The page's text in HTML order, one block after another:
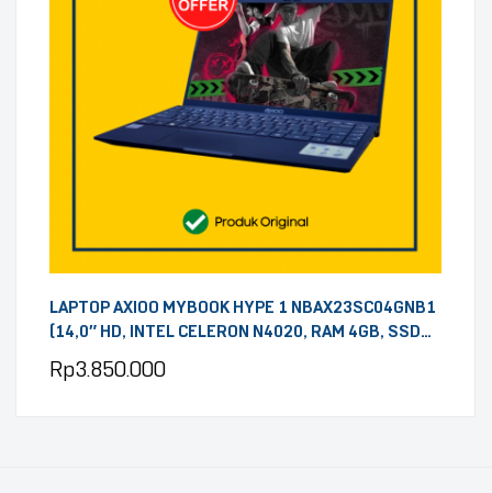
LAPTOP AXIOO MYBOOK HYPE 1 NBAX23SC04GNB1
(14,0″ HD, INTEL CELERON N4020, RAM 4GB, SSD
Rp3.850.000